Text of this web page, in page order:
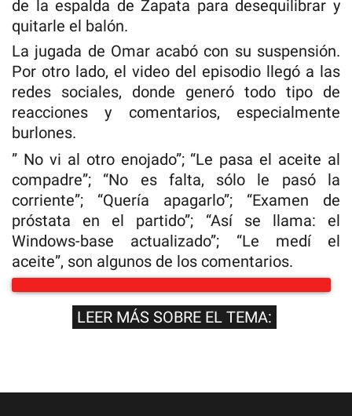
de la espalda de Zapata para desequilibrar y
quitarle el balón.
La jugada de Omar acabó con su suspensión.
Por otro lado, el video del episodio llegó a las
redes sociales, donde generó todo tipo de
reacciones y comentarios, especialmente
burlones.
” No vi al otro enojado”; “Le pasa el aceite al
compadre”; “No es falta, sólo le pasó la
corriente”; “Quería apagarlo”; “Examen de
próstata en el partido”; “Así se llama: el
Windows-base actualizado”; “Le medí el
aceite”, son algunos de los comentarios.
LEER MÁS SOBRE EL TEMA: